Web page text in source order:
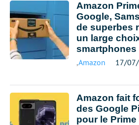
Amazon
Google,
de superbes
un large
smartphones
,Amazon 17/
Amazon fait
des Google
pour le Prime